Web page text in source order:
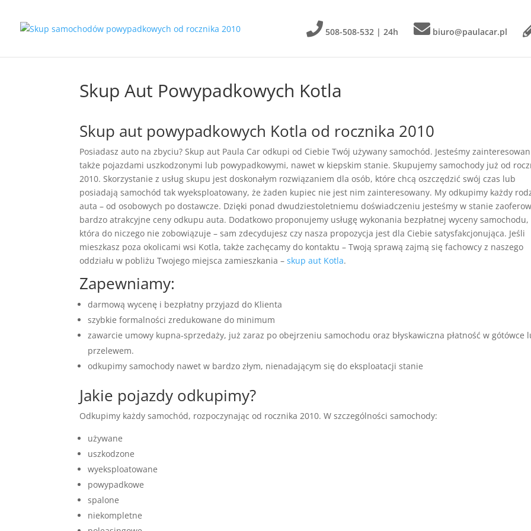
508-508-532 | 24h biuro@paulacar.pl
Skup Aut Powypadkowych Kotla
Skup aut powypadkowych Kotla od rocznika 2010
Posiadasz auto na zbyciu? Skup aut Paula Car odkupi od Ciebie Twój używany samochód. Jesteśmy
także pojazdami uszkodzonymi lub powypadkowymi, nawet w kiepskim stanie. Skupujemy samochody już od
2010. Skorzystanie z usług skupu jest doskonałym rozwiązaniem dla osób, które chcą oszczędzić swój czas lub
posiadają samochód tak wyeksploatowany, że żaden kupiec nie jest nim zainteresowany. My odkupimy każdy
auta – od osobowych po dostawcze. Dzięki ponad dwudziestoletniemu doświadczeniu jesteśmy w stanie
bardzo atrakcyjne ceny odkupu auta. Dodatkowo proponujemy usługę wykonania bezpłatnej wyceny samochodu,
która do niczego nie zobowiązuje – sam zdecydujesz czy nasza propozycja jest dla Ciebie satysfakcjonująca. Jeśli
mieszkasz poza okolicami wsi Kotla, także zachęcamy do kontaktu – Twoją sprawą zajmą się fachowcy z naszego
oddziału w pobliżu Twojego miejsca zamieszkania –skup aut Kotla.
Zapewniamy:
darmową wycenę i bezpłatny przyjazd do Klienta
szybkie formalności zredukowane do minimum
zawarcie umowy kupna-sprzedaży, już zaraz po obejrzeniu samochodu oraz błyskawiczna płatność w gótówce
przelewem.
odkupimy samochody nawet w bardzo złym, nienadającym się do eksploatacji stanie
Jakie pojazdy odkupimy?
Odkupimy każdy samochód, rozpoczynając od rocznika 2010. W szczególności samochody:
używane
uszkodzone
wyeksploatowane
powypadkowe
spalone
niekompletne